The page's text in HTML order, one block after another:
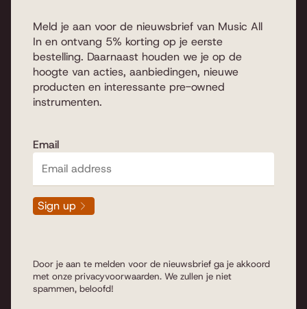
Meld je aan voor de nieuwsbrief van Music All
In en ontvang 5% korting op je eerste
bestelling. Daarnaast houden we je op de
hoogte van acties, aanbiedingen, nieuwe
producten en interessante pre-owned
instrumenten.
Email
Sign up
Door je aan te melden voor de nieuwsbrief ga je akkoord
met onze privacyvoorwaarden. We zullen je niet
spammen, beloofd!